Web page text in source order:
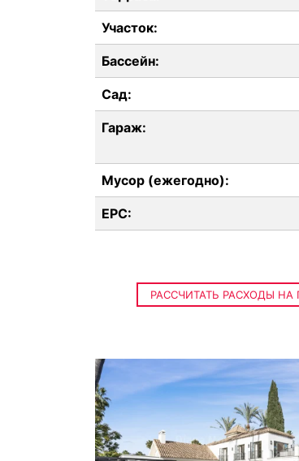
Участок:
Бассейн:
Сад:
Гараж:
Мусор (ежегодно):
EPC:
РАССЧИТАТЬ РАСХОДЫ НА